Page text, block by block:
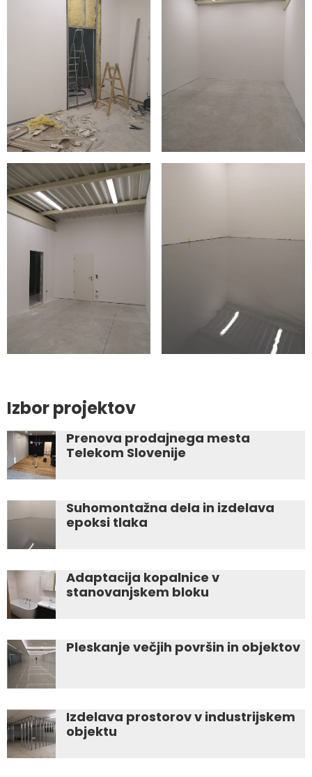
Izbor projektov
Prenova prodajnega mesta
Telekom Slovenije
Suhomontažna dela in izdelava
epoksi tlaka
Adaptacija kopalnice v
stanovanjskem bloku
Pleskanje večjih površin in objektov
Izdelava prostorov v industrijskem
objektu